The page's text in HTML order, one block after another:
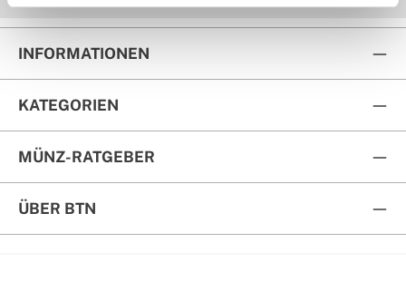
INFORMATIONEN
KATEGORIEN
MÜNZ-RATGEBER
ÜBER BTN